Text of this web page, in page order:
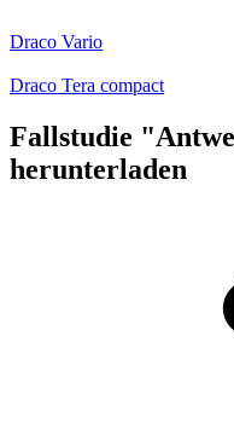
Draco Vario
Draco Tera compact
Fallstudie
herunterladen